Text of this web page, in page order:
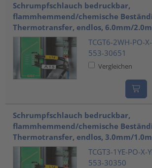
Schrumpfschlauch bedruckbar,
flammhemmend/chemische
Thermotransfer, endlos, 6.0mm/
TCGT6-2WH-PO-
553-30651
Vergleichen
Schrumpfschlauch bedruckbar,
flammhemmend/chemische
Thermotransfer, endlos, 3.0mm/
TCGT3-1YE-PO-X-
553-30350